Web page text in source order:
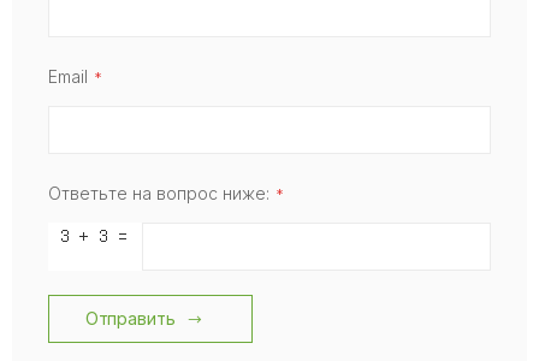
Email
Ответьте на вопрос ниже:
Отправить